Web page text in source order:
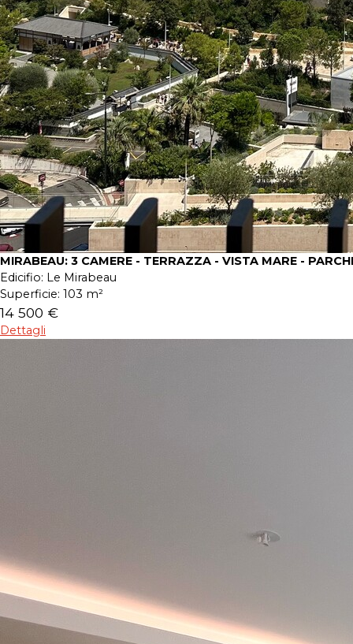
MIRABEAU: 3 CAMERE - TERRAZZA - VISTA MARE -
Edicifio: Le Mirabeau
Superficie: 103 m²
14 500 €
Dettagli